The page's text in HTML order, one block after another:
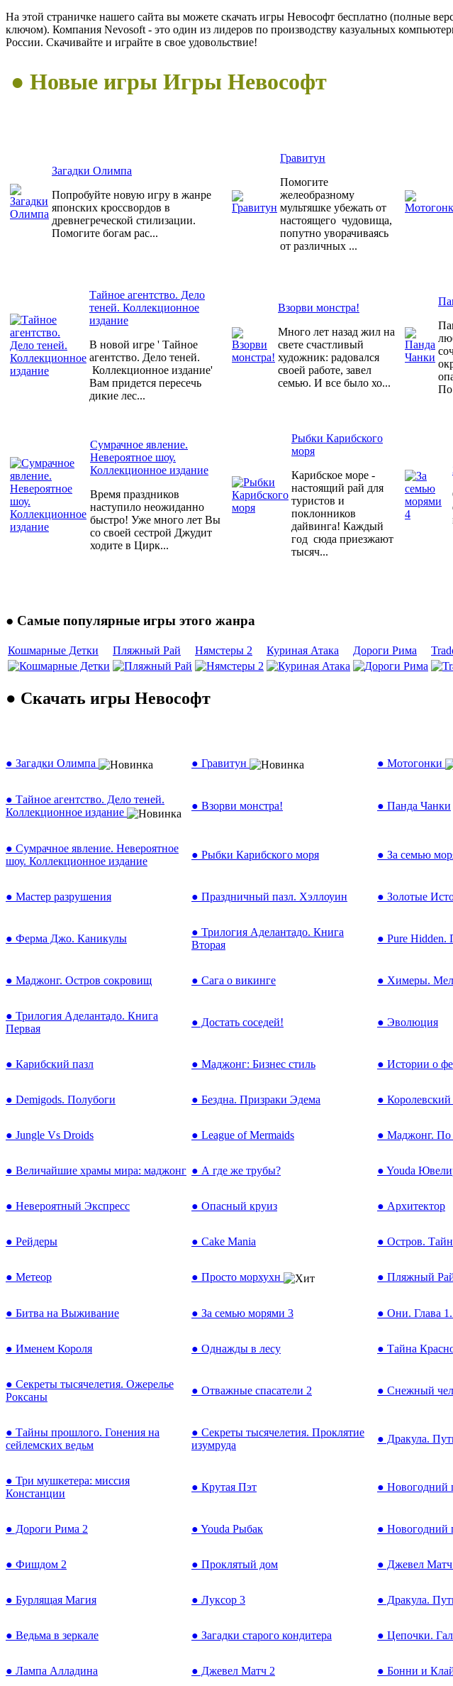
На этой страничке нашего сайта вы можете скачать игры Невософт бесплатно (полные
ключом). Компания Nevosoft - это один из лидеров по производству казуальных
России. Скачивайте и играйте в свое удовольствие!
● Новые игры Игры Невософт
Загадки Олимпа
Попробуйте новую игру в жанре
японских кроссвордов в
древнегреческой стилизации.
Помогите богам рас...
Гравитун
Помогите
желеобразному
мультяшке убежать от
настоящего чудовища,
попутно уворачиваясь
от различных ...
Тайное агентство. Дело
теней. Коллекционное
издание
В новой игре ' Тайное
агентство. Дело теней.
Коллекционное издание'
Вам придется пересечь
дикие лес...
Взорви монстра!
Много лет назад жил на
свете счастливый
художник: радовался
своей работе, завел
семью. И все было хо...
Сумрачное явление.
Невероятное шоу.
Коллекционное издание
Время праздников
наступило неожиданно
быстро! Уже много лет Вы
со своей сестрой Джудит
ходите в Цирк...
Рыбки Карибского
моря
Карибское море -
настоящий рай для
туристов и
поклонников
дайвинга! Каждый
год сюда приезжают
тысяч...
● Самые популярные игры этого жанра
Кошмарные Детки Пляжный Рай Нямстеры 2 Куриная Атака Дороги Рима
● Скачать игры Невософт
● Загадки Олимпа ● Гравитун ● Мотогонки
● Тайное агентство. Дело теней.
Коллекционное издание
● Взорви монстра! ● Панда Чанки
● Сумрачное явление. Невероятное
шоу. Коллекционное издание
● Рыбки Карибского моря ● За семью
● Мастер разрушения ● Праздничный пазл. Хэллоуин ● Золотые
● Ферма Джо. Каникулы
● Трилогия Аделантадо. Книга
Вторая
● Pure Hidden.
● Маджонг. Остров сокровищ ● Сага о викинге ● Химеры.
● Трилогия Аделантадо. Книга
Первая
● Достать соседей! ● Эволюция
● Карибский пазл ● Маджонг: Бизнес стиль ● Истории о
● Demigods. Полубоги ● Бездна. Призраки Эдема ● Королевский
● Jungle Vs Droids ● League of Mermaids ● Маджонг. По
● Величайшие храмы мира: маджонг ● А где же трубы? ● Youda
● Невероятный Экспресс ● Опасный круиз ● Архитектор
● Рейдеры ● Cake Mania ● Остров.
● Метеор ● Просто морхухн ● Пляжный
● Битва на Выживание ● За семью морями 3 ● Они. Глава
● Именем Короля ● Однажды в лесу ● Тайна
● Секреты тысячелетия. Ожерелье
Роксаны
● Отважные спасатели 2 ● Снежный
● Тайны прошлого. Гонения на
сейлемских ведьм
● Секреты тысячелетия. Проклятие
изумруда
● Дракула.
● Три мушкетера: миссия
Констанции
● Крутая Пэт ● Новогодний
● Дороги Рима 2 ● Youda Рыбак ● Новогодний
● Фишдом 2 ● Проклятый дом ● Джевел
● Бурлящая Магия ● Луксор 3 ● Дракула.
● Ведьма в зеркале ● Загадки старого кондитера ● Цепочки.
● Лампа Алладина ● Джевел Матч 2 ● Бонни и